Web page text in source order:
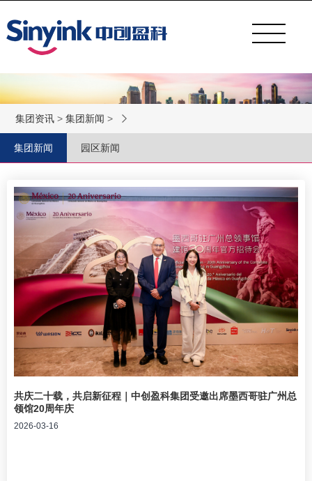
集团资讯 >集团新闻 >
集团新闻 园区新闻
共庆二十载，共启新征程｜中创盈科集团受邀出席墨西哥驻广州总
领馆20周年庆
2026-03-16